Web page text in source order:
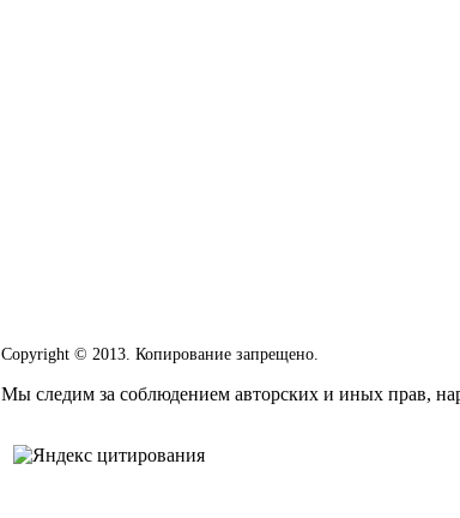
Copyright © 2013. Копирование запрещено.
Мы следим за соблюдением авторских и иных прав,